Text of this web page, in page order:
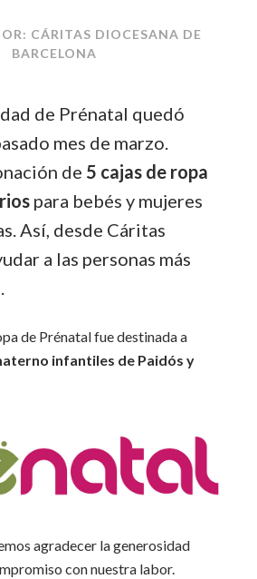
CÁRITAS DIOCESANA DE
BARCELONA
de Prénatal quedó
mes de marzo.
de 5 cajas de ropa
para bebés y mujeres
Así, desde Cáritas
a las personas más
de Prénatal fue destinada a
infantiles de Paidós y
agradecer la generosidad
con nuestra labor.